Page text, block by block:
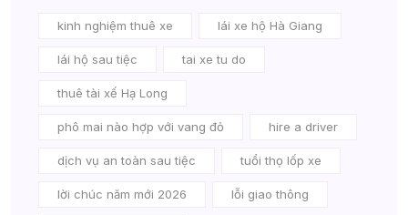
kinh nghiệm thuê xe lái xe hộ Hà Giang
lái hộ sau tiệc tai xe tu do
thuê tài xế Hạ Long
phô mai nào hợp với vang đỏ hire a driver
dịch vụ an toàn sau tiệc tuổi thọ lốp xe
lời chúc năm mới 2026 lỗi giao thông